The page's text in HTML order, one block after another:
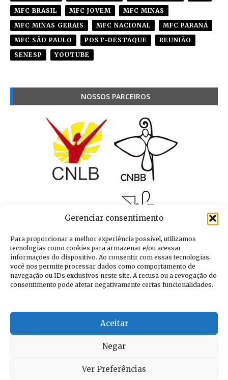
Gerenciar consentimento
Para proporcionar a melhor experiência possível, utilizamos
tecnologias como cookies para armazenar e/ou acessar
informações do dispositivo. Ao consentir com essas tecnologias,
você nos permite processar dados como comportamento de
navegação ou IDs exclusivos neste site. A recusa ou a revogação do
consentimento pode afetar negativamente certas funcionalidades.
Aceitar
Negar
Ver Preferências
MFC BRASIL
MFC JOVEM
MFC MINAS
MFC MINAS GERAIS
MFC NACIONAL
MFC PARANÁ
MFC SÃO PAULO
POST-DESTAQUE
REUNIÃO
SENESP
YOUTUBE
NOSSOS PARCEIROS